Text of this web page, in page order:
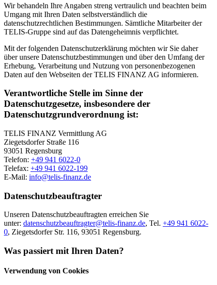
Wir behandeln Ihre Angaben streng vertraulich und beachten beim
Umgang mit Ihren Daten selbstverständlich die
datenschutzrechtlichen Bestimmungen. Sämtliche Mitarbeiter der
TELIS-Gruppe sind auf das Datengeheimnis verpflichtet.
Mit der folgenden Datenschutzerklärung möchten wir Sie daher
über unsere Datenschutzbestimmungen und über den Umfang der
Erhebung, Verarbeitung und Nutzung von personenbezogenen
Daten auf den Webseiten der TELIS FINANZ AG informieren.
Verantwortliche Stelle im Sinne der
Datenschutzgesetze, insbesondere der
Datenschutzgrundverordnung ist:
TELIS FINANZ Vermittlung AG
Ziegetsdorfer Straße 116
93051 Regensburg
Telefon: +49 941 6022-0
Telefax: +49 941 6022-199
E-Mail: info@telis-finanz.de
Datenschutzbeauftragter
Unseren Datenschutzbeauftragten erreichen Sie
unter: datenschutzbeauftragter@telis-finanz.de, Tel. +49 941 6022-
0, Ziegetsdorfer Str. 116, 93051 Regensburg.
Was passiert mit Ihren Daten?
Verwendung von Cookies